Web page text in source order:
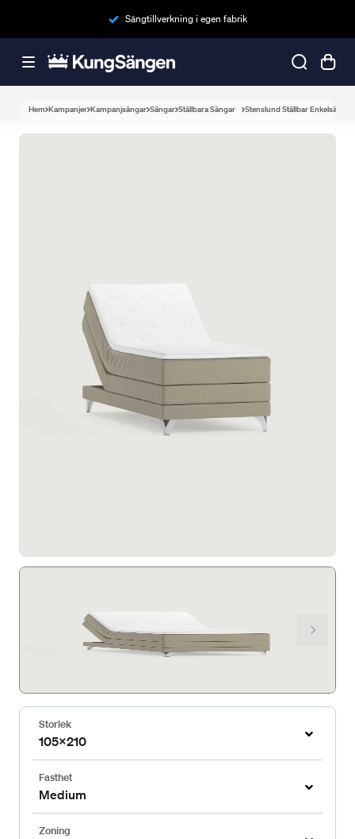
Sängtillverkning i egen fabrik
Hem Kampanjer Kampanjsängar Sängar Ställbara Sängar Stenslund Ställbar Enkelsäng
Storlek
105x210
Fasthet
Medium
Zoning